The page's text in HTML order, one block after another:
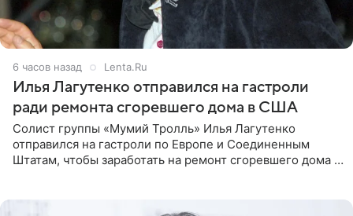
6 часов назад Lenta.Ru
Илья Лагутенко отправился на гастроли
ради ремонта сгоревшего дома в США
Солист группы «Мумий Тролль» Илья Лагутенко
отправился на гастроли по Европе и Соединенным
Штатам, чтобы заработать на ремонт сгоревшего дома в